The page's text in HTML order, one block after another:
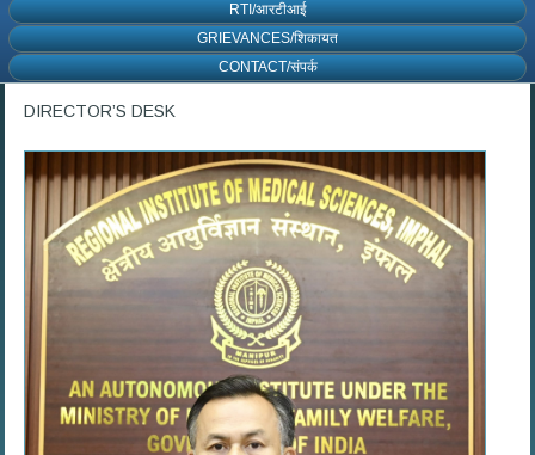
RTI/आरटीआई
GRIEVANCES/शिकायत
CONTACT/संपर्क
DIRECTOR’S DESK